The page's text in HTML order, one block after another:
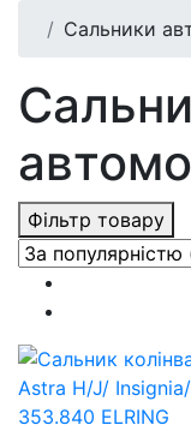
Сальники
Фільтр товару